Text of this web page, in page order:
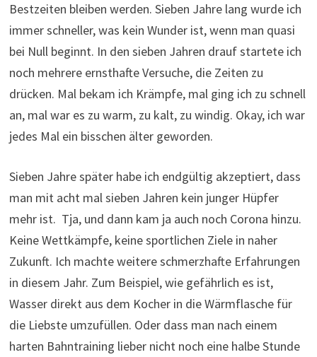
Bestzeiten bleiben werden. Sieben Jahre lang wurde ich
immer schneller, was kein Wunder ist, wenn man quasi
bei Null beginnt. In den sieben Jahren drauf startete ich
noch mehrere ernsthafte Versuche, die Zeiten zu
drücken. Mal bekam ich Krämpfe, mal ging ich zu schnell
an, mal war es zu warm, zu kalt, zu windig. Okay, ich war
jedes Mal ein bisschen älter geworden.
Sieben Jahre später habe ich endgültig akzeptiert, dass
man mit acht mal sieben Jahren kein junger Hüpfer
mehr ist. Tja, und dann kam ja auch noch Corona hinzu.
Keine Wettkämpfe, keine sportlichen Ziele in naher
Zukunft. Ich machte weitere schmerzhafte Erfahrungen
in diesem Jahr. Zum Beispiel, wie gefährlich es ist,
Wasser direkt aus dem Kocher in die Wärmflasche für
die Liebste umzufüllen. Oder dass man nach einem
harten Bahntraining lieber nicht noch eine halbe Stunde